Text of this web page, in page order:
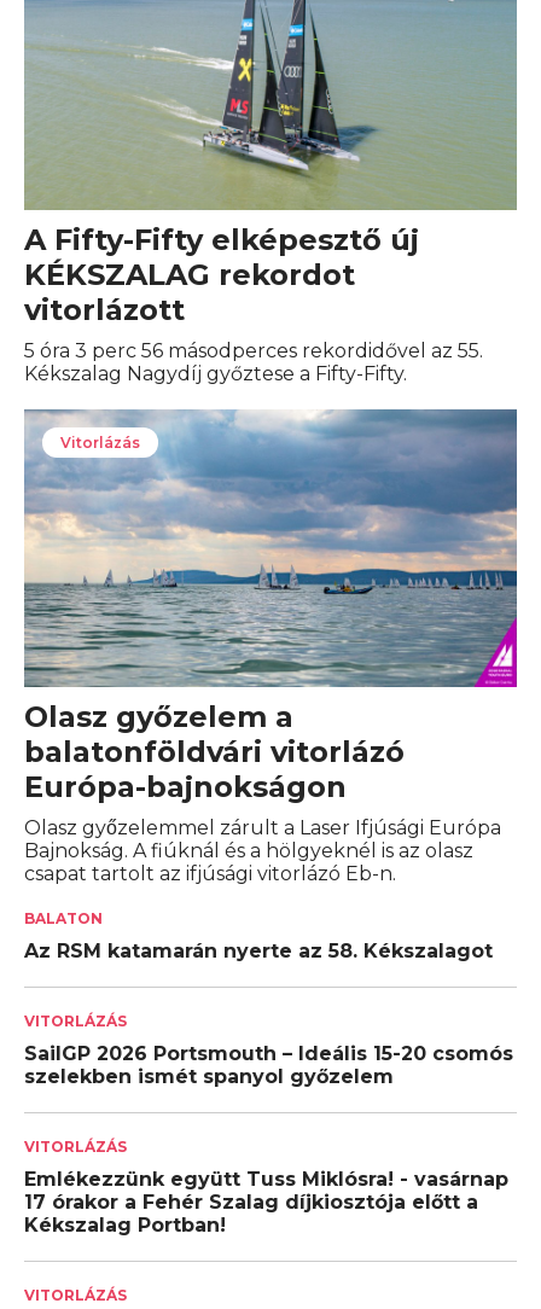
A Fifty-Fifty elképesztő új
KÉKSZALAG rekordot
vitorlázott
5 óra 3 perc 56 másodperces rekordidővel az 55.
Kékszalag Nagydíj győztese a Fifty-Fifty.
Vitorlázás
Olasz győzelem a
balatonföldvári vitorlázó
Európa-bajnokságon
Olasz győzelemmel zárult a Laser Ifjúsági Európa
Bajnokság. A fiúknál és a hölgyeknél is az olasz
csapat tartolt az ifjúsági vitorlázó Eb-n.
BALATON
Az RSM katamarán nyerte az 58. Kékszalagot
VITORLÁZÁS
SailGP 2026 Portsmouth – Ideális 15-20 csomós
szelekben ismét spanyol győzelem
VITORLÁZÁS
Emlékezzünk együtt Tuss Miklósra! - vasárnap
17 órakor a Fehér Szalag díjkiosztója előtt a
Kékszalag Portban!
VITORLÁZÁS